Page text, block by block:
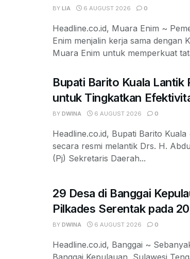
BY LIA 6 AUGUST 2026 0
Headline.co.id, Muara Enim ~
Enim menjalin kerja sama dengan
Muara Enim untuk memperkuat
Bupati Barito Kuala Lantik
untuk Tingkatkan
BY DWINA 6 AUGUST 2026 0
Headline.co.id, Bupati Barito
secara resmi melantik Drs. H.
(Pj) Sekretaris Daerah...
29 Desa di Banggai
Pilkades Serentak pada
BY DWINA 6 AUGUST 2026 0
Headline.co.id, Banggai ~